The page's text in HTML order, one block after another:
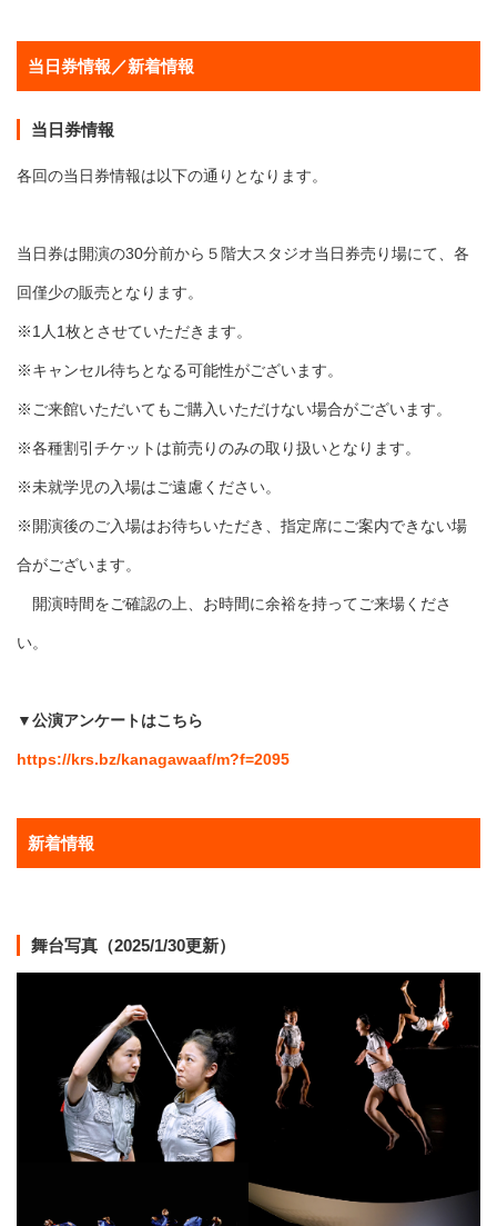
当日券情報／新着情報
当日券情報
各回の当日券情報は以下の通りとなります。
当日券は開演の30分前から５階大スタジオ当日券売り場にて、各
回僅少の販売となります。
※1人1枚とさせていただきます。
※キャンセル待ちとなる可能性がございます。
※ご来館いただいてもご購入いただけない場合がございます。
※各種割引チケットは前売りのみの取り扱いとなります。
※未就学児の入場はご遠慮ください。
※開演後のご入場はお待ちいただき、指定席にご案内できない場
合がございます。
開演時間をご確認の上、お時間に余裕を持ってご来場くださ
い。
▼公演アンケートはこちら
https://krs.bz/kanagawaaf/m?f=2095
新着情報
舞台写真（2025/1/30更新）